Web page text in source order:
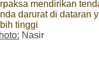
mendirikan
darurat di dataran
tinggi
Nasir